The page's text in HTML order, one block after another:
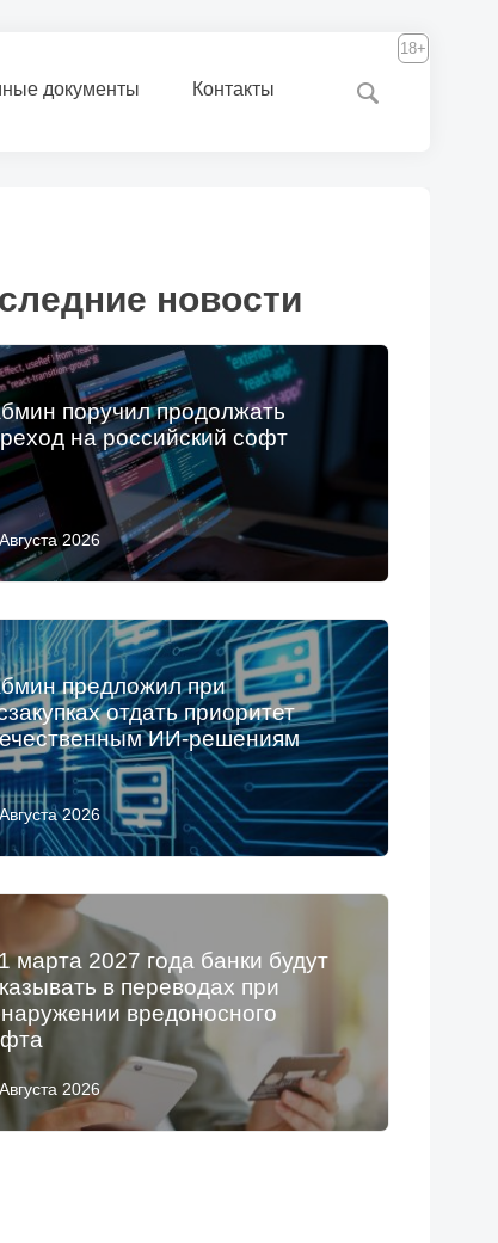
документы Контакты
18+
новости
2026
поручил продолжать
на российский софт
2026
предложил при
отдать приоритет
ИИ-решениям
2026
марта 2027 года банки будут
в переводах при
вредоносного